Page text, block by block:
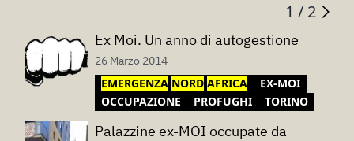
1 / 2
Ex Moi. Un anno di autogestione
26 Marzo 2014
EMERGENZA NORD AFRICA
EX-MOI
OCCUPAZIONE
PROFUGHI TORINO
Palazzine ex-MOI occupate da